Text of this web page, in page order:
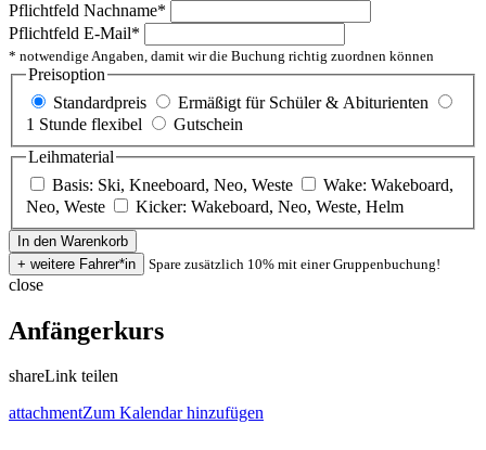
Pflichtfeld Nachname*
Pflichtfeld E-Mail*
* notwendige Angaben, damit wir die Buchung richtig zuordnen können
Preisoption
Standardpreis
Ermäßigt für Schüler & Abiturienten
1 Stunde flexibel
Gutschein
Leihmaterial
Basis: Ski, Kneeboard, Neo, Weste
Wake: Wakeboard,
Neo, Weste
Kicker: Wakeboard, Neo, Weste, Helm
Spare zusätzlich 10% mit einer Gruppenbuchung!
close
Anfängerkurs
shareLink teilen
attachmentZum Kalendar hinzufügen